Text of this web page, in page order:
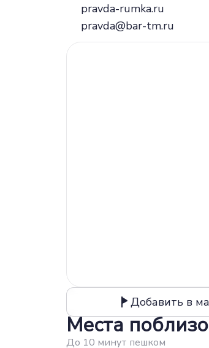
pravda-rumka.ru
pravda@bar-tm.ru
Добавить в
Места
До 10 минут пешком